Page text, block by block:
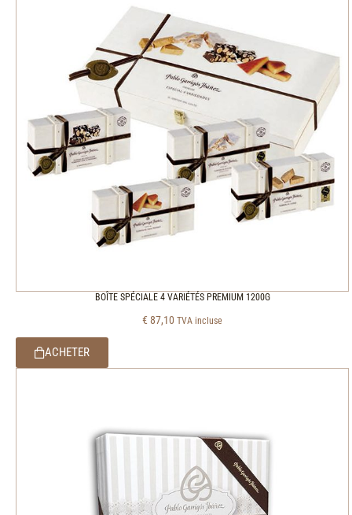
BOÎTE SPÉCIALE 4 VARIÉTÉS PREMIUM 1200G
€ 87,10 TVA incluse
ACHETER